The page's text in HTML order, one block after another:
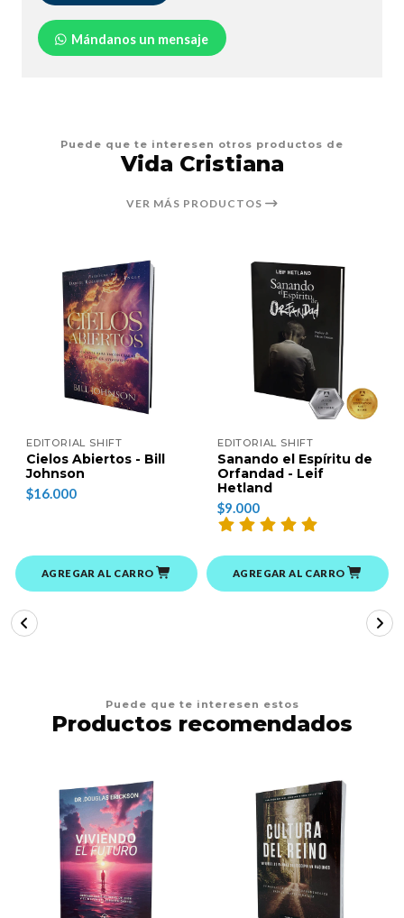
Mándanos un mensaje
Puede que te interesen otros productos de
Vida Cristiana
VER MÁS PRODUCTOS
EDITORIAL SHIFT
Cielos Abiertos - Bill
Johnson
$16.000
AGREGAR AL CARRO
EDITORIAL SHIFT
Sanando el Espíritu de
Orfandad - Leif
Hetland
$9.000
AGREGAR AL CARRO
Puede que te interesen estos
Productos recomendados